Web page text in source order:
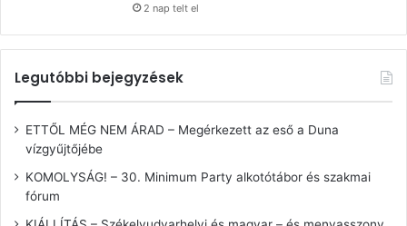
2 nap telt el
Legutóbbi bejegyzések
ETTŐL MÉG NEM ÁRAD – Megérkezett az eső a Duna
vízgyűjtőjébe
KOMOLYSÁG! – 30. Minimum Party alkotótábor és szakmai
fórum